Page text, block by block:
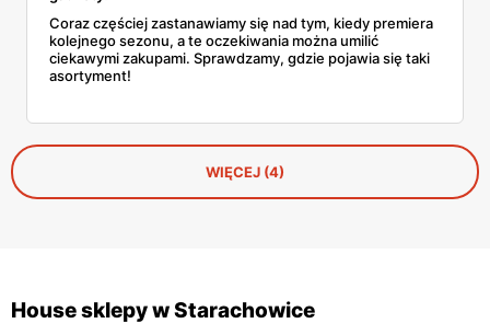
Coraz częściej zastanawiamy się nad tym, kiedy premiera
kolejnego sezonu, a te oczekiwania można umilić
ciekawymi zakupami. Sprawdzamy, gdzie pojawia się taki
asortyment!
WIĘCEJ (4)
House sklepy w Starachowice